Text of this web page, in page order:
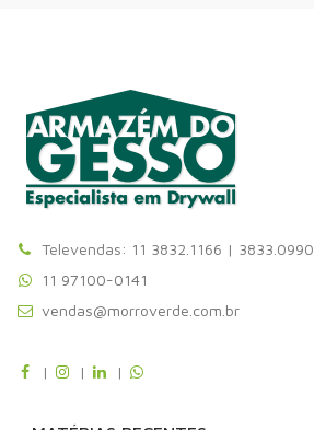
Televendas: 11 3832.1166 | 3833.0990
11 97100-0141
vendas@morroverde.com.br
| | |